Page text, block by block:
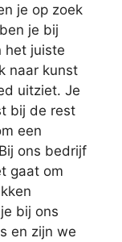
je op zoek
je bij
het juiste
naar kunst
uitziet. Je
bij de rest
een
ons bedrijf
gaat om
bij ons
en zijn we